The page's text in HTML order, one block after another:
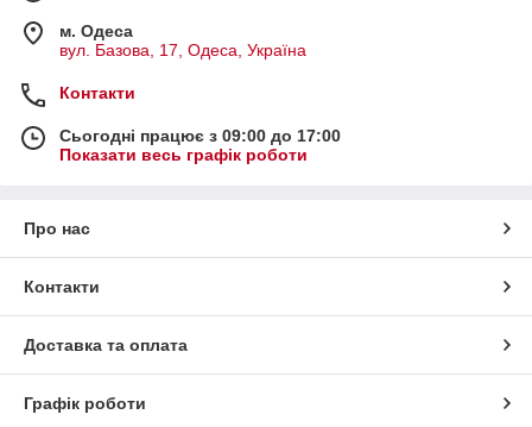
м. Одеса
вул. Базова, 17, Одеса, Україна
Контакти
Сьогодні працює з 09:00 до 17:00
Показати весь графік роботи
Про нас
Контакти
Доставка та оплата
Графік роботи